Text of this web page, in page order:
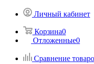
Личный кабинет
Корзина0
Отложенные0
Сравнение